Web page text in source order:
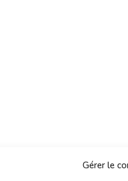
Gérer le